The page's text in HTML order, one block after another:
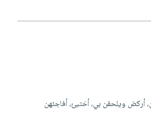
أركض ويلحقن بي، أختبئ، أفاجئهن